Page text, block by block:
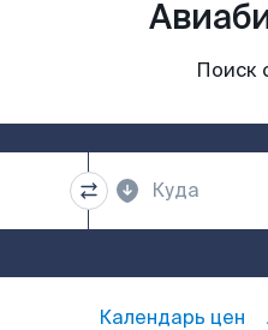
Поиск
Календарь цен